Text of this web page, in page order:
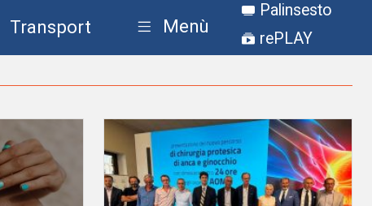
Transport Menù
Palinsesto
rePLAY